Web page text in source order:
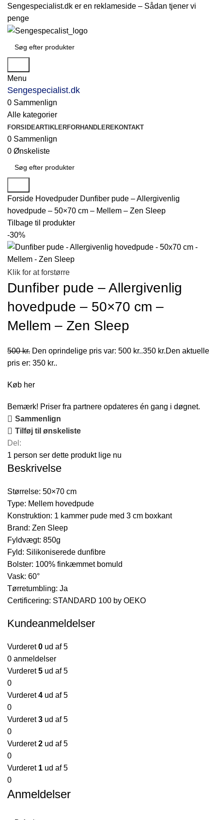
Sengespecialist.dk er en reklameside – Sådan tjener vi
penge
Menu
Sengespecialist.dk
0 Sammenlign
Alle kategorier
FORSIDEARTIKLERFORHANDLEREKONTAKT
0 Sammenlign
0 Ønskeliste
Forside Hovedpuder Dunfiber pude – Allergivenlig
hovedpude – 50×70 cm – Mellem – Zen Sleep
Tilbage til produkter
-30%
Klik for at forstørre
Dunfiber pude – Allergivenlig
hovedpude – 50×70 cm –
Mellem – Zen Sleep
500kr. Den oprindelige pris var: 500 kr..350 kr.Den aktuelle
pris er: 350 kr..
Køb her
Bemærk! Priser fra partnere opdateres én gang i døgnet.
Sammenlign
Tilføj til ønskeliste
Del:
1 person ser dette produkt lige nu
Beskrivelse
Størrelse: 50×70 cm
Type: Mellem hovedpude
Konstruktion: 1 kammer pude med 3 cm boxkant
Brand: Zen Sleep
Fyldvægt: 850g
Fyld: Silikoniserede dunfibre
Bolster: 100% finkæmmet bomuld
Vask: 60°
Tørretumbling: Ja
Certificering: STANDARD 100 by OEKO
Kundeanmeldelser
Vurderet0 ud af 5
0 anmeldelser
Vurderet5 ud af 5
0
Vurderet4 ud af 5
0
Vurderet3 ud af 5
0
Vurderet2 ud af 5
0
Vurderet 1 ud af 5
0
Anmeldelser